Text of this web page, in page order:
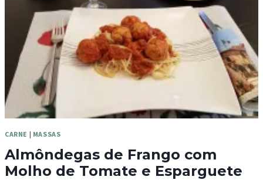
CARNE | MASSAS
Almôndegas de Frango com
Molho de Tomate e Esparguete